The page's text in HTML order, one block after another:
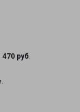
470 руб.